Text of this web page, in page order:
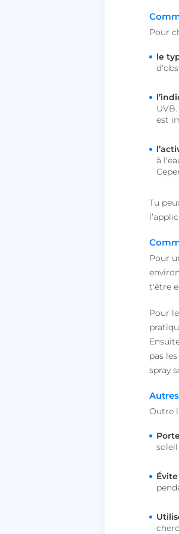
Pour
le
est
à
Tu
Pour
t'être
Pour
pas
spray
Outre